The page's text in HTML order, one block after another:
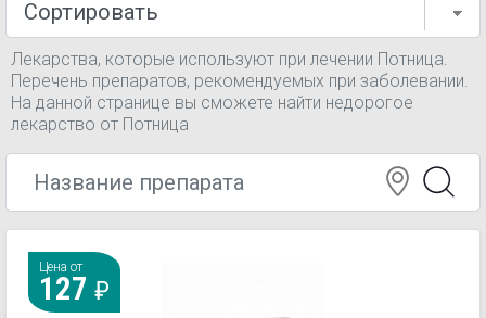
Лекарства, которые используют при лечении Потница.
Перечень препаратов, рекомендуемых при заболевании.
На данной странице вы сможете найти недорогое
лекарство от Потница
Цена от
127